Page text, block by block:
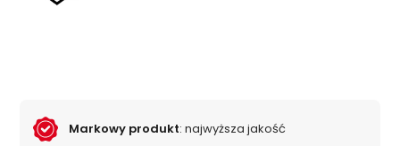
Markowy produkt: najwyższa jakość